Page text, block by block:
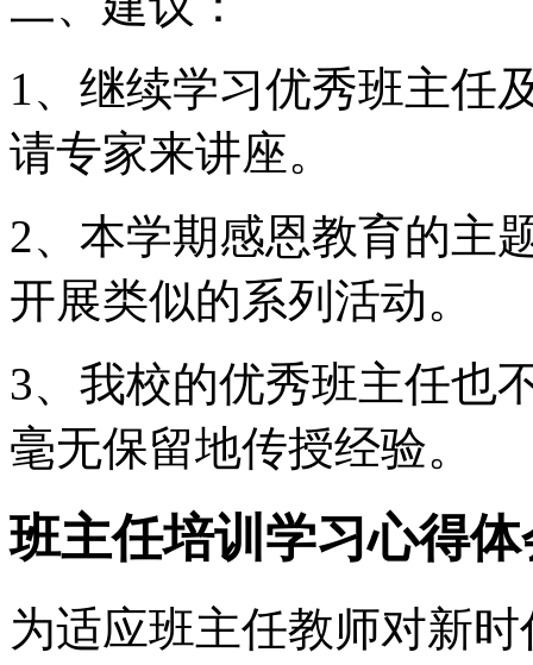
1、继续学习优秀班主任
请专家来讲座。
2、本学期感恩教育的主
开展类似的系列活动。
3、我校的优秀班主任也
毫无保留地传授经验。
班主任培训学习心得
为适应班主任教师对新